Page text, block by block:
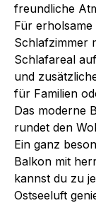
freundliche
Für
Schlafzimmer
Schlafareal
und
für Familien
Das moderne
rundet den
Ein ganz
Balkon mit
kannst du zu
Ostseeluft